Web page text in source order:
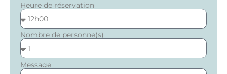
Heure de réservation
Nombre de personne(s)
Message